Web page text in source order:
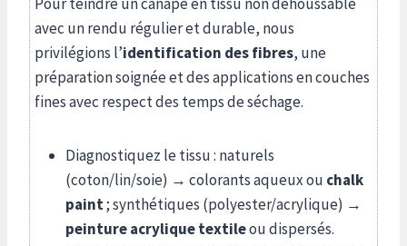
avec un rendu régulier et durable, nous
privilégions l’identification des fibres, une
préparation soignée et des applications en couches
fines avec respect des temps de séchage.
Diagnostiquez le tissu : naturels
(coton/lin/soie) → colorants aqueux ou chalk
paint; synthétiques (polyester/acrylique) →
peinture acrylique textileou dispersés.